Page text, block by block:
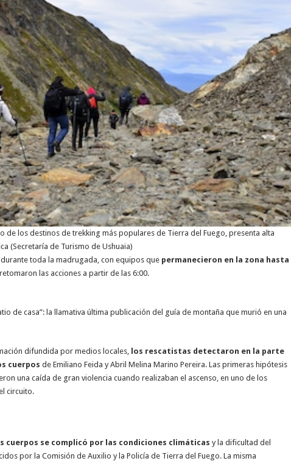
de los destinos de trekking más populares de Tierra del Fuego, presenta alta
(Secretaría de Turismo de Ushuaia)
toda la madrugada, con equipos que permanecieron en la zona hasta
las acciones a partir de las 6:00.
de casa”: la llamativa última publicación del guía de montaña que murió en una
difundida por medios locales,
los rescatistas detectaron en la parte
cuerpos de Emiliano Feida y Abril Melina Marino Pereira. Las primeras hipótesis
una caída de gran violencia cuando realizaban el ascenso, en uno de los
circuito.
cuerpos se complicó por las condiciones climáticas y la dificultad del
por la Comisión de Auxilio y la Policía de Tierra del Fuego. La misma